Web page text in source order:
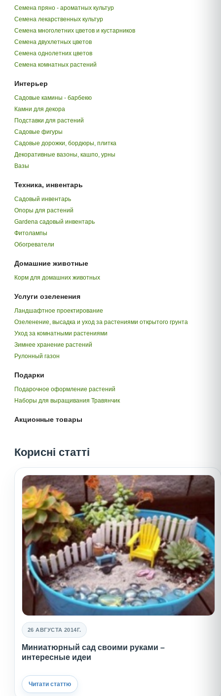
Семена пряно - ароматных культур
Семена лекарственных культур
Семена многолетних цветов и кустарников
Семена двухлетных цветов
Семена однолетних цветов
Семена комнатных растений
Интерьер
Садовые камины - барбекю
Камни для декора
Подставки для растений
Садовые фигуры
Садовые дорожки, бордюры, плитка
Декоративные вазоны, кашпо, урны
Вазы
Техника, инвентарь
Садовый инвентарь
Опоры для растений
Gardena садовый инвентарь
Фитолампы
Обогреватели
Домашние животные
Корм для домашних животных
Услуги озеленения
Ландшафтное проектирование
Озеленение, высадка и уход за растениями открытого грунта
Уход за комнатными растениями
Зимнее хранение растений
Рулонный газон
Подарки
Подарочное оформление растений
Наборы для выращивания Травянчик
Акционные товары
Корисні статті
26 АВГУСТА 2014Г.
Миниатюрный сад своими руками –
интересные идеи
Читати статтю